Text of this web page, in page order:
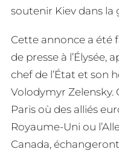
soutenir Kiev dans la
Cette annonce a été
de presse à l’Élysée,
chef de l’État et son
Volodymyr Zelensky.
Paris où des alliés
Royaume-Uni ou
Canada,